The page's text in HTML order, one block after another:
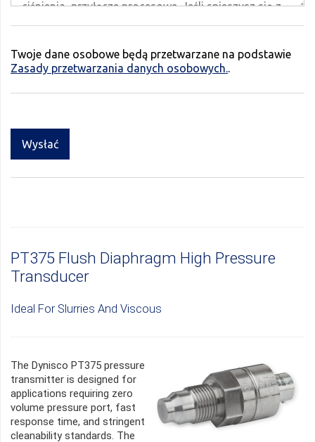
Twoje dane osobowe będą przetwarzane na podstawie
Zasady przetwarzania danych osobowych..
Wysłać
PT375 Flush Diaphragm High Pressure
Transducer
Ideal For Slurries And Viscous
The Dynisco PT375 pressure
transmitter is designed for
applications requiring zero
volume pressure port, fast
response time, and stringent
cleanability standards. The